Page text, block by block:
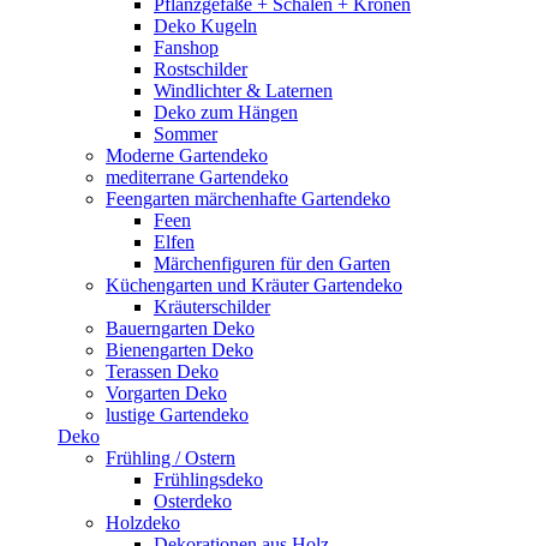
Pflanzgefäße + Schalen + Kronen
Deko Kugeln
Fanshop
Rostschilder
Windlichter & Laternen
Deko zum Hängen
Sommer
Moderne Gartendeko
mediterrane Gartendeko
Feengarten märchenhafte Gartendeko
Feen
Elfen
Märchenfiguren für den Garten
Küchengarten und Kräuter Gartendeko
Kräuterschilder
Bauerngarten Deko
Bienengarten Deko
Terassen Deko
Vorgarten Deko
lustige Gartendeko
Deko
Frühling / Ostern
Frühlingsdeko
Osterdeko
Holzdeko